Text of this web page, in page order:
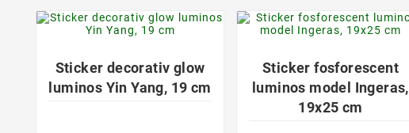
Sticker decorativ glow
luminos Yin Yang, 19 cm
Sticker fosforescent
luminos model Ingeras,
19x25 cm